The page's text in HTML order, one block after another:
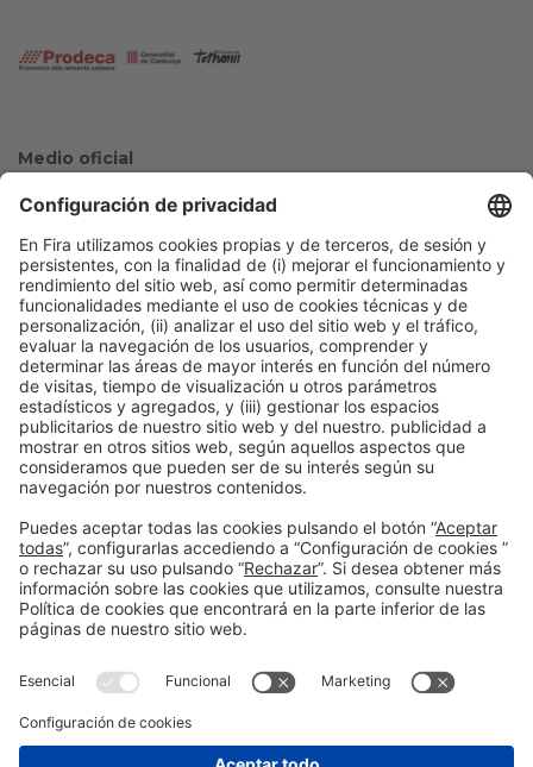
Medio oficial
Colaboradores